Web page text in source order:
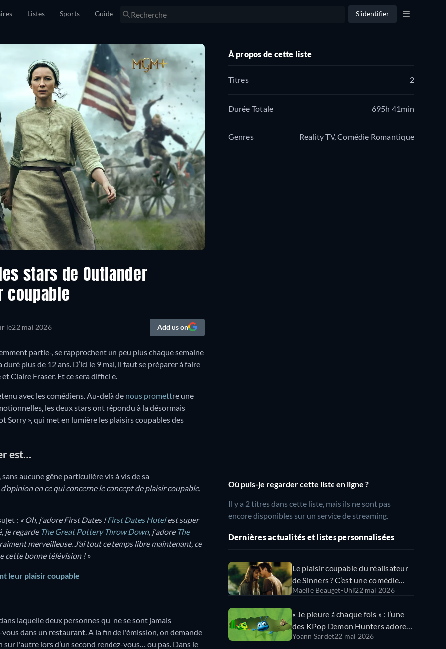
Listes Sports Guide S'identifier
stars de Outlander
coupable
le22 mai 2026 Add us on
partie-, se rapprochent un peu plus chaque semaine
plus de 12 ans. D’ici le 9 mai, il faut se préparer à faire
Claire Fraser. Et ce sera difficile.
avec les comédiens. Au-delà de nous promettre une
les deux stars ont répondu à la désormais
», qui met en lumière les plaisirs coupables des
est…
aucune gêne particulière vis à vis de sa
d’opinion en ce qui concerne le concept de plaisir coupable.
: « Oh, j'adore First Dates !First Dates Hotelest super
je regarde The Great Pottery Throw Down, j'adore The
merveilleuse. J’ai tout ce temps libre maintenant, ce
cette bonne télévision ! »
leur plaisir coupable
laquelle deux personnes qui ne se sont jamais
dans un restaurant. A la fin de l'émission, on demande
l'autre lors d’un second rendez-vous… ou pas. Dans le
À propos de cette liste
Titres 2
Durée Totale 695h 41min
Genres Reality TV, Comédie Romantique
Où puis-je regarder cette liste en ligne ?
Il y a 2 titres dans cette liste, mais ils ne sont pas
encore disponibles sur un service de streaming.
Dernières actualités et listes personnalisées
Le plaisir coupable du réalisateur
de Sinners ? C’est une comédie
romantique culte des années 2000
Maëlle Beauget-Uhl22 mai 2026
« Je pleure à chaque fois » : l’une
des KPop Demon Hunters adore
ce film Pixar !
Yoann Sardet22 mai 2026